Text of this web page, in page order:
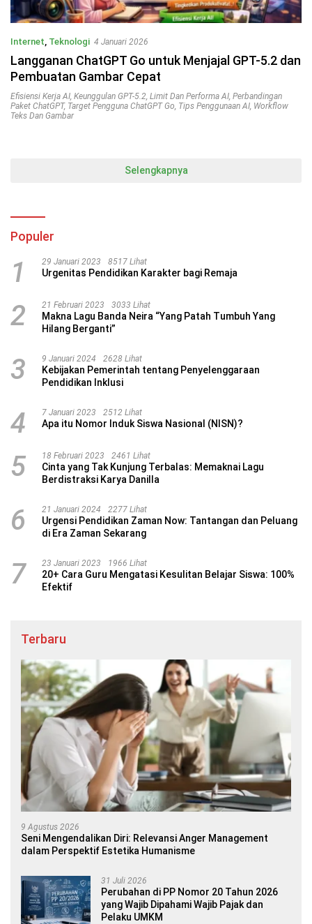
Internet, Teknologi 4 Januari 2026
Langganan ChatGPT Go untuk Menjajal GPT-5.2 dan
Pembuatan Gambar Cepat
Efisiensi Kerja AI, Keunggulan GPT-5.2, Limit Dan Performa AI, Perbandingan
Paket ChatGPT, Target Pengguna ChatGPT Go, Tips Penggunaan AI, Workflow
Teks Dan Gambar
Selengkapnya
Populer
1 29 Januari 2023 8517 Lihat
Urgenitas Pendidikan Karakter bagi Remaja
2 21 Februari 2023 3033 Lihat
Makna Lagu Banda Neira “Yang Patah Tumbuh Yang
Hilang Berganti”
3 9 Januari 2024 2628 Lihat
Kebijakan Pemerintah tentang Penyelenggaraan
Pendidikan Inklusi
4 7 Januari 2023 2512 Lihat
Apa itu Nomor Induk Siswa Nasional (NISN)?
5 18 Februari 2023 2461 Lihat
Cinta yang Tak Kunjung Terbalas: Memaknai Lagu
Berdistraksi Karya Danilla
6 21 Januari 2024 2277 Lihat
Urgensi Pendidikan Zaman Now: Tantangan dan Peluang
di Era Zaman Sekarang
7 23 Januari 2023 1966 Lihat
20+ Cara Guru Mengatasi Kesulitan Belajar Siswa: 100%
Efektif
Terbaru
9 Agustus 2026
Seni Mengendalikan Diri: Relevansi Anger Management
dalam Perspektif Estetika Humanisme
31 Juli 2026
Perubahan di PP Nomor 20 Tahun 2026
yang Wajib Dipahami Wajib Pajak dan
Pelaku UMKM